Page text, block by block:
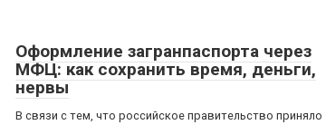
Оформление загранпаспорта через
МФЦ: как сохранить время, деньги,
нервы
В связи с тем, что российское правительство приняло